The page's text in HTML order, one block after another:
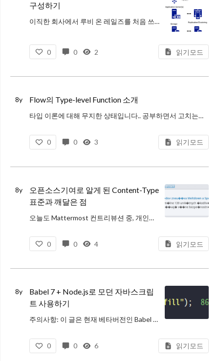
구성하기
이직한 회사에서 루비 온 레일즈를 처음 쓰게 되어 스터디겸 파일럿 프로젝트를 진행하고 있다.
0 0 2 읽기모드
8y Flow의 Type-level Function 소개
타입 이론에 대해 무지한 상태입니다.. 공부하면서 고치는데 무지하게 시간 쏟을 것 같으니 이상한 내용 있으면 서슴없이 알려주세요
미리 빌드되서 제공되는 유틸
0 0 3 읽기모드
8y
오픈소스기여로 알게 된 Content-Type
표준과 깨달은 점
오늘도 Mattermost 컨트리뷰션 중, 개인적으로 인상깊은 경험을하여 급하게 글로 남긴다.
캐릭터셋 이슈
0 0 4 읽기모드
8y
Babel 7 + Node.js로 모던 자바스크립
트 사용하기
주의사항: 이 글은 현재 베타버전인 Babel 7에서의 사용법을 기준으로 설명한다.
바벨은 자바스크립트 표준인 ECMAScript(이하 ES)의 최신 문법으로 작성된 코드를 실행할 수 있는 이전 버전 문법으로 변환해주는
0 0 6 읽기모드